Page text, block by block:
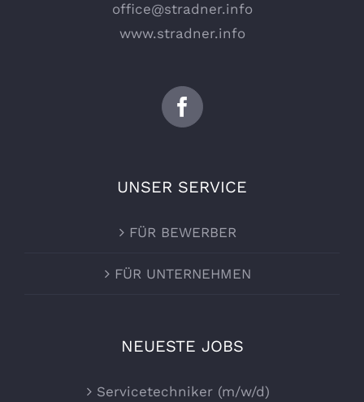
office@stradner.info
www.stradner.info
UNSER SERVICE
FÜR BEWERBER
FÜR UNTERNEHMEN
NEUESTE JOBS
Servicetechniker (m/w/d)